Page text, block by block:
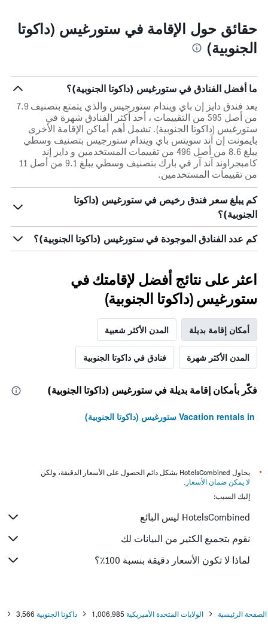
حقائق حول الإقامة في ستورغيس (داكوتا
الجنوبية)
ما أفضل الفنادق في ستورغيس (داكوتا الجنوبية)؟
يعد فندق دايز إن باي ويندام ستورجيس والذي يتمتع بتصنيف 7.9
من أصل 595 من التقييمات ، أحد أكثر الفنادق شهرة في
ستورغيس (داكوتا الجنوبية). تشمل أهم أماكن الإقامة الأخرى
بايمونت إن آند سويتس باي ويندام ستورجيس بتصنيف وسطي
يبلغ 8.6 من أصل 496 من تقييمات المستخدمين و دايز إند
كامبجراوند آند آر في بارك بتصنيف وسطي يبلغ 9.1 من أصل 11
من تقييمات المستخدمين.
كم يبلغ سعر فندق رخيص في ستورغيس (داكوتا
الجنوبية)؟
كم عدد الفنادق الموجودة في ستورغيس (داكوتا الجنوبية)؟
اعثر على نتائج أفضل لإقامتك في
ستورغيس (داكوتا الجنوبية)
أمكان إقامة بديلة المدن الأكثر شعبية
المدن الأكثر شهرة فنادق في داكوتا الجنوبية
فكّر بأمكان إقامة بديلة في ستورغيس (داكوتا الجنوبية)
Vacation rentals in ستورغيس (داكوتا الجنوبية)
*
يحاول HotelsCombined بشكل دائم الحصول على الأسعار الدقيقة، ولكن
لا يمكن ضمان الأسعار .
إليك السبب:
HotelsCombined ليس البائع
نقوم بتجميع الكثير من البيانات لك
لماذا لا تكون الأسعار دقيقة بنسبة 100٪؟
الصفحة الرئيسية الولايات المتحدة الأميريكية 1,006,985 داكوتا الجنوبية 3,566